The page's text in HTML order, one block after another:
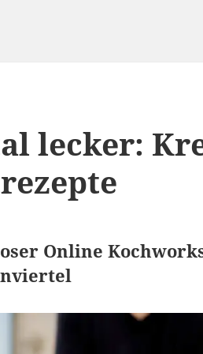
lecker:
Online